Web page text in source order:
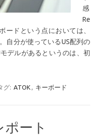
感
Re
ードという点においては、
自分が使っているUS配列の
デルがあるというのは、初
グ: ATOK , キーボード
ポート